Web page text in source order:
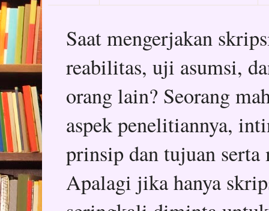
Saat mengerjakan
reabilitas, uji asumsi,
orang lain? Seorang
aspek penelitiannya,
prinsip dan tujuan
Apalagi jika hanya